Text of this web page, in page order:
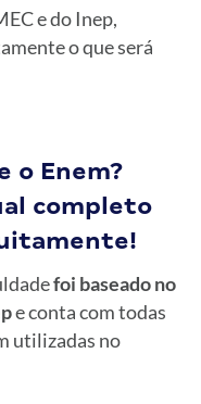
e do Inep,
o que será
o Enem?
completo
foi baseado no
e conta com todas
utilizadas no